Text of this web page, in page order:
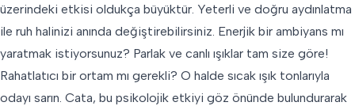
üzerindeki etkisi oldukça büyüktür. Yeterli ve doğru aydınlatma
ile ruh halinizi anında değiştirebilirsiniz. Enerjik bir ambiyans mı
yaratmak istiyorsunuz? Parlak ve canlı ışıklar tam size göre!
Rahatlatıcı bir ortam mı gerekli? O halde sıcak ışık tonlarıyla
odayı sarın. Cata, bu psikolojik etkiyi göz önünde bulundurarak